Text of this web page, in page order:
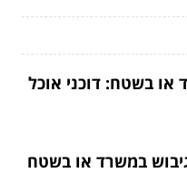
או בשטח: דוכני אוכל
במשרד או בשטח